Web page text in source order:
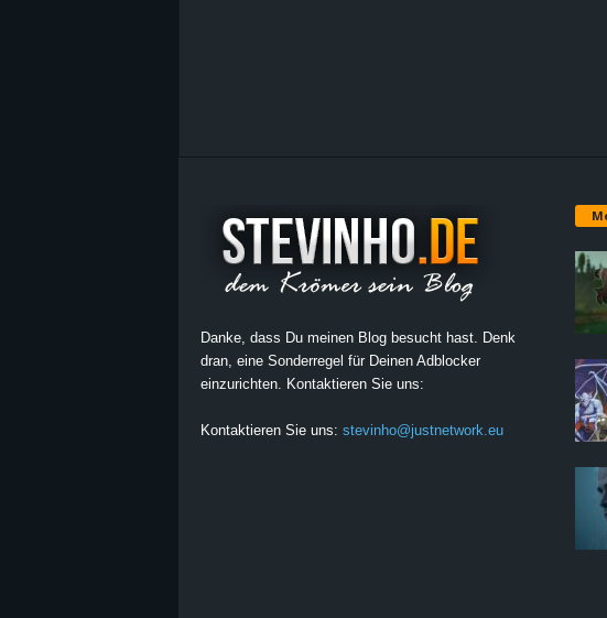
Danke, dass Du meinen Blog besucht hast. Denk
dran, eine Sonderregel für Deinen Adblocker
einzurichten. Kontaktieren Sie uns:
Kontaktieren Sie uns: stevinho@justnetwork.eu